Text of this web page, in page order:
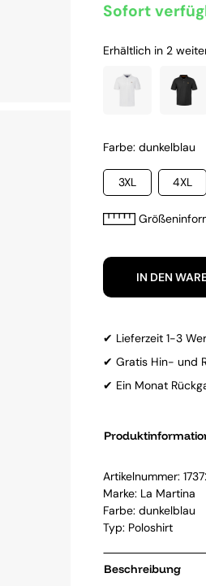
Sofort
Erhältlich in 2
Farbe: dunkelblau
3XL 4XL
IN DEN
✔ Lieferzeit 1-3
✔ Gratis Hin- und
✔ Ein Monat
Artikelnummer:
Marke: La Martina
Farbe: dunkelblau
Typ: Poloshirt
Beschreibung